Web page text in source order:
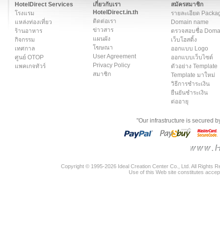
HotelDirect Services
โรงแรม
แหล่งท่องเที่ยว
ร้านอาหาร
กิจกรรม
เทศกาล
ศูนย์ OTOP
แพคเกจทัวร์
เกี่ยวกับเรา
HotelDirect.in.th
ติดต่อเรา
ข่าวสาร
แผนผัง
โฆษณา
User Agreement
Privacy Policy
สมาชิก
สมัครสมาชิก
รายละเอียด
Domain name
ตรวจสอบชื่อ
เว็บโฮสติ้ง
ออกแบบ Logo
ออกแบบเว็บไซต์
ตัวอย่าง Template
Template มาใหม่
วิธีการชำระเงิน
ยืนยันชำระเงิน
ต่ออายุ
"Our infrastructure is secured
Copyright © 1995-2026 Ideal Creation Center Co., Ltd. All Rights
Use of this Web site constitutes